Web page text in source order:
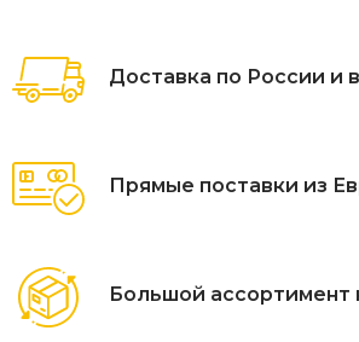
Доставка по России и
Прямые поставки из
Большой ассортимент